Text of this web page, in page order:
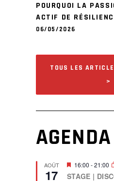
POURQUOI LA
ACTIF DE
06/05/2026
TOUS LES
>
AGENDA
AOÛT
17
F
e
16:00 -21:00
STAGE |